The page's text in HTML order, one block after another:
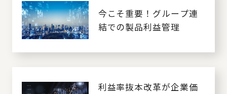
今こそ重要！グループ連
結での製品利益管理
利益率抜本改革が企業価